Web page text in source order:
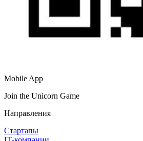
Mobile App
Join the Unicorn Game
Направления
Стартапы